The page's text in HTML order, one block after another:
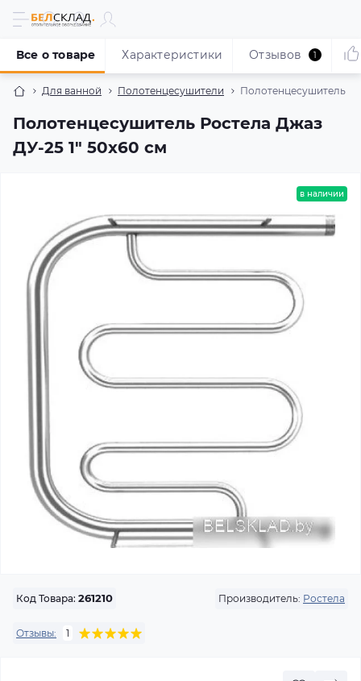
Для ванной Полотенцесушители Полотенцесушитель
Полотенцесушитель Ростела Джаз
ДУ-25 1" 50x60 см
Все о товаре Характеристики Отзывов 1
в наличии
Код Товара: 261210 Производитель: Ростела
Отзывы: 1